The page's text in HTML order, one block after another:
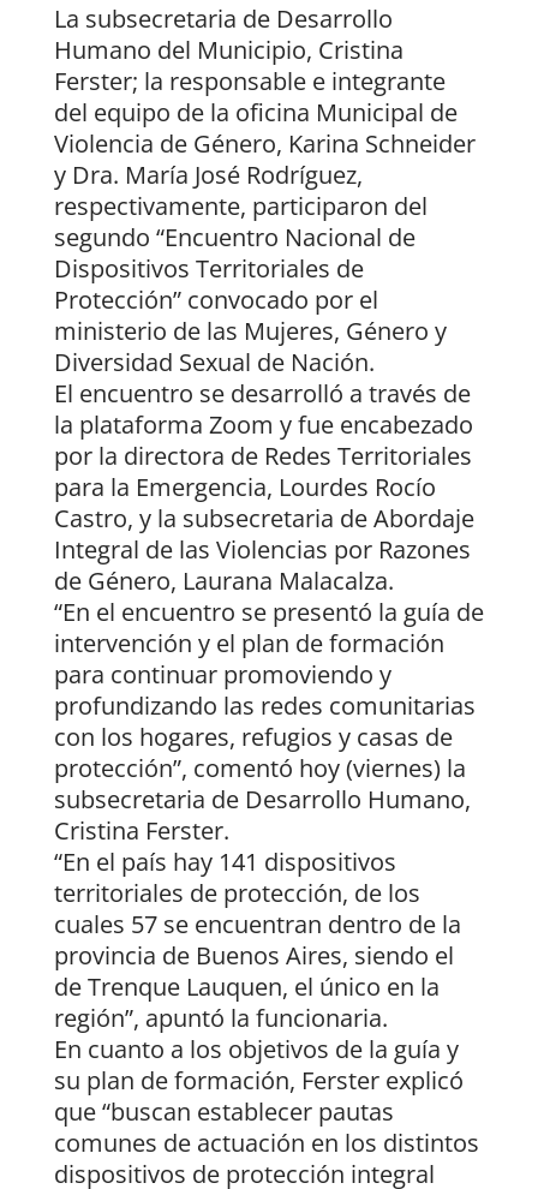
La subsecretaria de Desarrollo
Humano del Municipio, Cristina
Ferster; la responsable e integrante
del equipo de la oficina Municipal de
Violencia de Género, Karina Schneider
y Dra. María José Rodríguez,
respectivamente, participaron del
segundo “Encuentro Nacional de
Dispositivos Territoriales de
Protección” convocado por el
ministerio de las Mujeres, Género y
Diversidad Sexual de Nación.
El encuentro se desarrolló a través de
la plataforma Zoom y fue encabezado
por la directora de Redes Territoriales
para la Emergencia, Lourdes Rocío
Castro, y la subsecretaria de Abordaje
Integral de las Violencias por Razones
de Género, Laurana Malacalza.
“En el encuentro se presentó la guía de
intervención y el plan de formación
para continuar promoviendo y
profundizando las redes comunitarias
con los hogares, refugios y casas de
protección”, comentó hoy (viernes) la
subsecretaria de Desarrollo Humano,
Cristina Ferster.
“En el país hay 141 dispositivos
territoriales de protección, de los
cuales 57 se encuentran dentro de la
provincia de Buenos Aires, siendo el
de Trenque Lauquen, el único en la
región”, apuntó la funcionaria.
En cuanto a los objetivos de la guía y
su plan de formación, Ferster explicó
que “buscan establecer pautas
comunes de actuación en los distintos
dispositivos de protección integral